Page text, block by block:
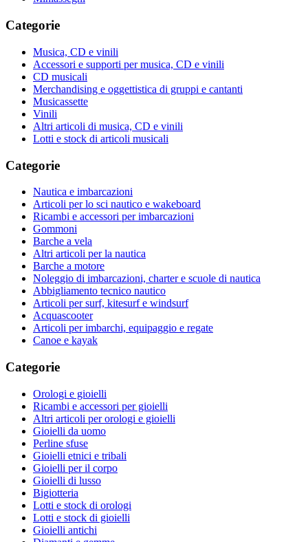
Categorie
Musica, CD e vinili
Accessori e supporti per musica, CD e vinili
CD musicali
Merchandising e oggettistica di gruppi e cantanti
Musicassette
Vinili
Altri articoli di musica, CD e vinili
Lotti e stock di articoli musicali
Categorie
Nautica e imbarcazioni
Articoli per lo sci nautico e wakeboard
Ricambi e accessori per imbarcazioni
Gommoni
Barche a vela
Altri articoli per la nautica
Barche a motore
Noleggio di imbarcazioni, charter e scuole di nautica
Abbigliamento tecnico nautico
Articoli per surf, kitesurf e windsurf
Acquascooter
Articoli per imbarchi, equipaggio e regate
Canoe e kayak
Categorie
Orologi e gioielli
Ricambi e accessori per gioielli
Altri articoli per orologi e gioielli
Gioielli da uomo
Perline sfuse
Gioielli etnici e tribali
Gioielli per il corpo
Gioielli di lusso
Bigiotteria
Lotti e stock di orologi
Lotti e stock di gioielli
Gioielli antichi